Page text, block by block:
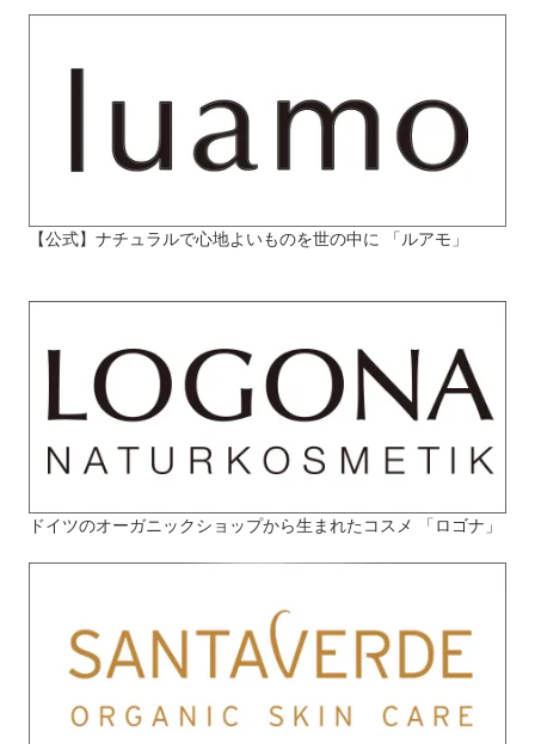
【公式】ナチュラルで心地よいものを世の中に 「ルアモ」
ドイツのオーガニックショップから生まれたコスメ 「ロゴナ」